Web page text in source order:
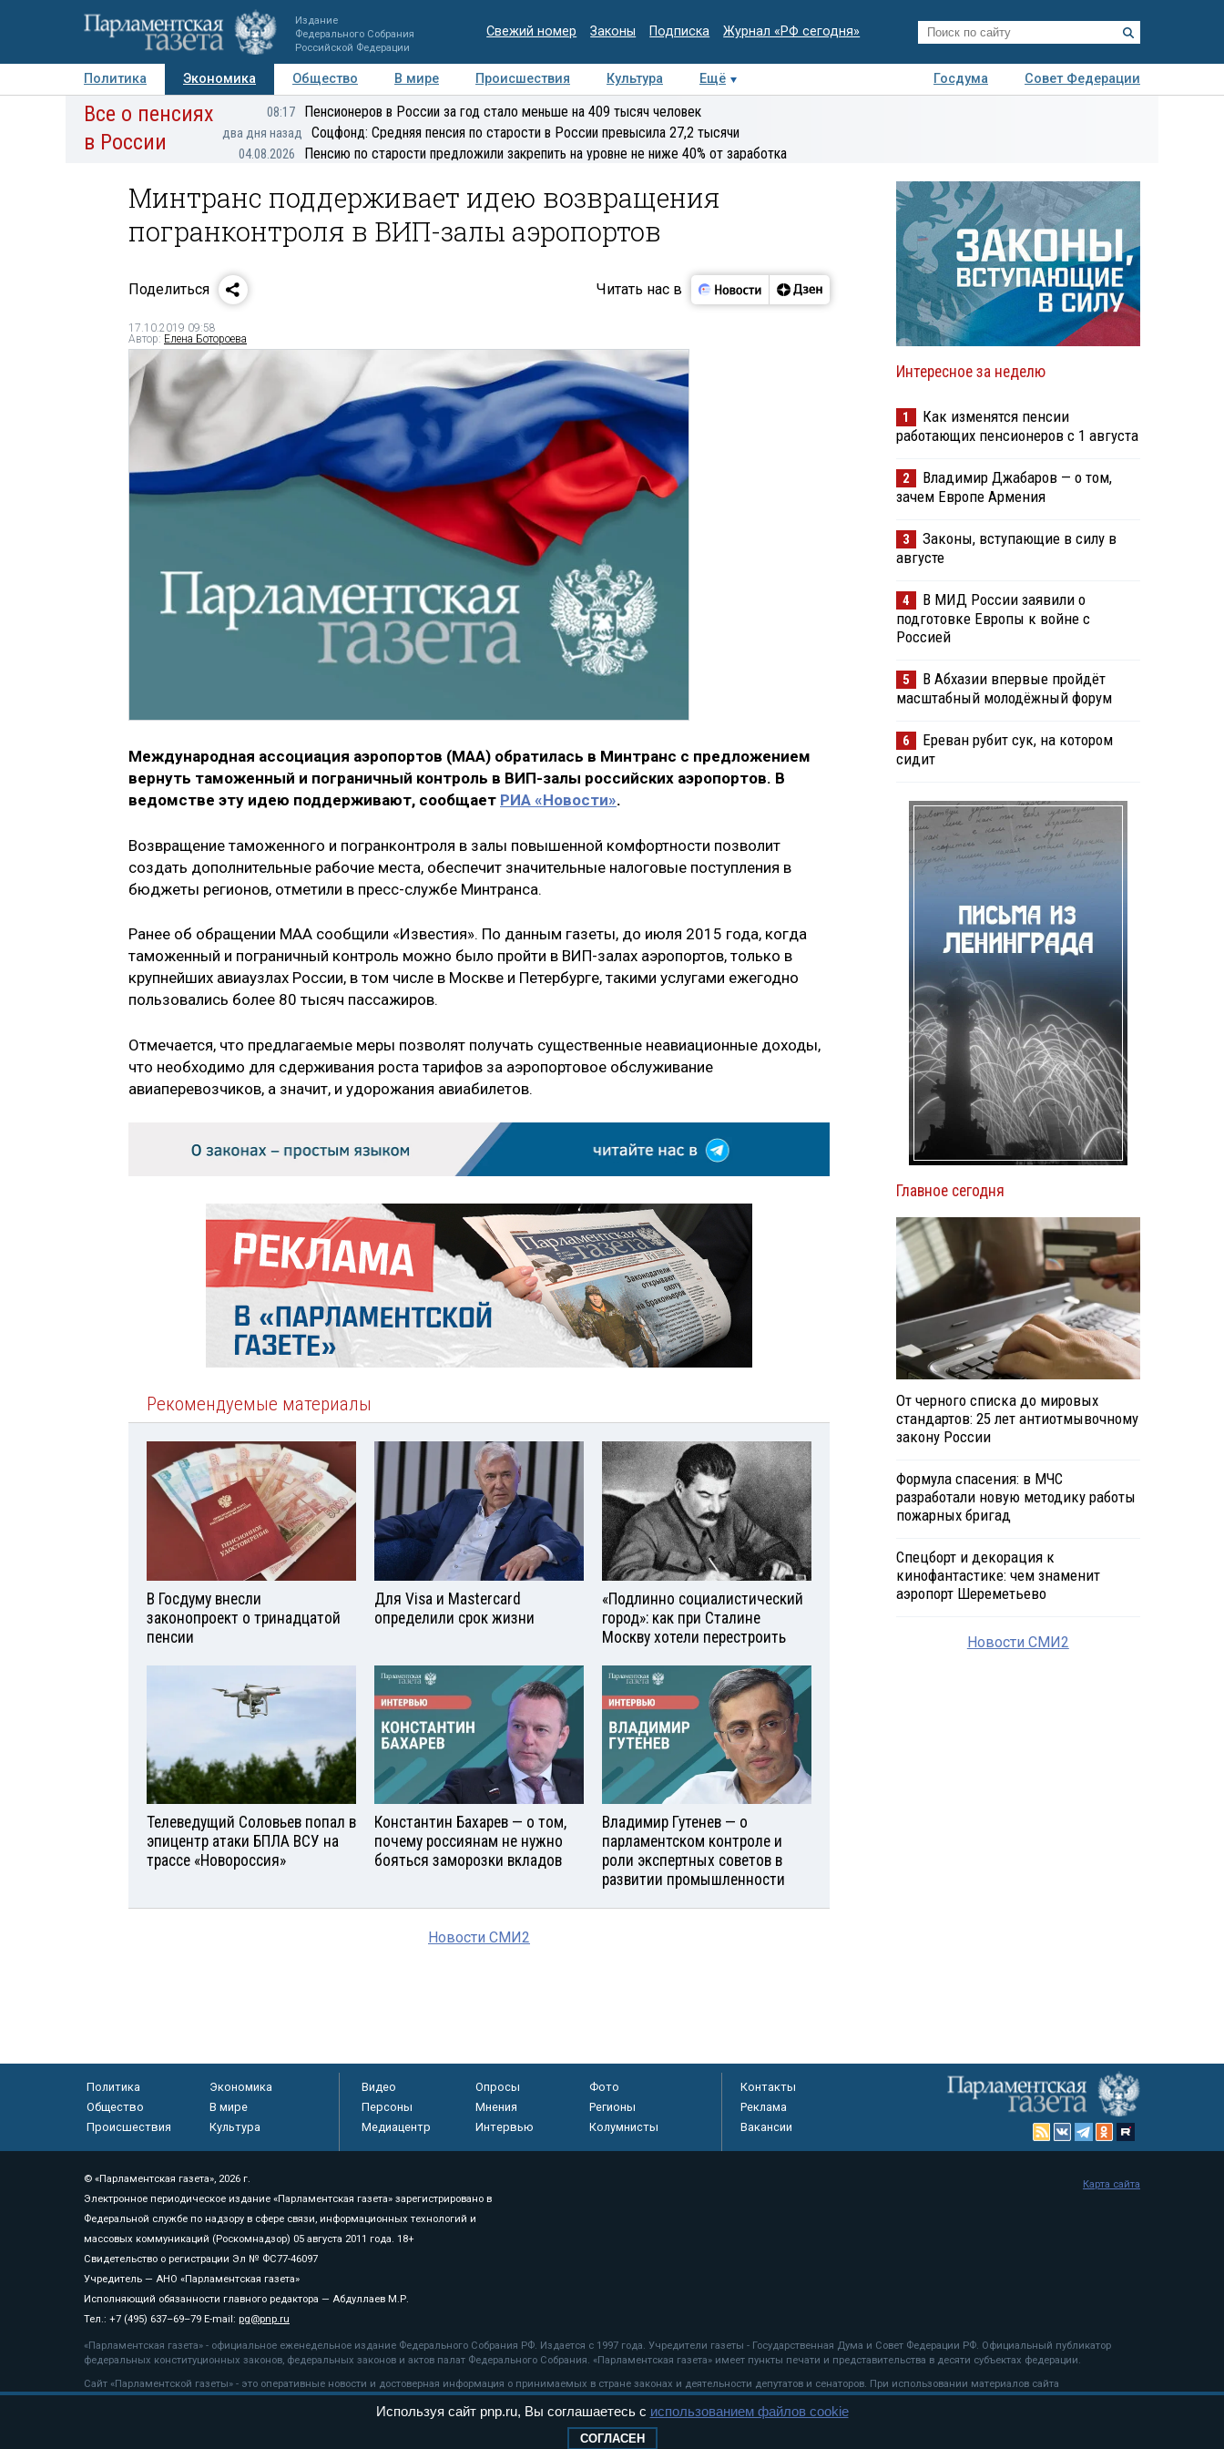
Издание
Федерального Собрания
Российской Федерации
Свежий номер Законы Подписка Журнал «РФ сегодня»
Политика Экономика Общество В мире Происшествия Культура Ещё Госдума
Совет Федерации
Авторы Персоны Мнения Регионы Медиацентр Интервью Колумнисты
Все о пенсиях
в России
08:17 Пенсионеров в России за год стало меньше на 409 тысяч человек
два дня назад Соцфонд: Средняя пенсия по старости в России превысила 27,2 тысячи
04.08.2026 Пенсию по старости предложили закрепить на уровне не ниже 40% от заработка
Минтранс поддерживает идею возвращения
погранконтроля в ВИП-залы аэропортов
Поделиться Читать нас в
17.10.2019 09:58
Автор: Елена Ботороева
Международная ассоциация аэропортов (МАА) обратилась в Минтранс с предложением
вернуть таможенный и пограничный контроль в ВИП-залы российских аэропортов. В
ведомстве эту идею поддерживают, сообщает РИА «Новости».
Возвращение таможенного и погранконтроля в залы повышенной комфортности позволит
создать дополнительные рабочие места, обеспечит значительные налоговые поступления в
бюджеты регионов, отметили в пресс-службе Минтранса.
Ранее об обращении МАА сообщили «Известия». По данным газеты, до июля 2015 года, когда
таможенный и пограничный контроль можно было пройти в ВИП-залах аэропортов, только в
крупнейших авиаузлах России, в том числе в Москве и Петербурге, такими услугами ежегодно
пользовались более 80 тысяч пассажиров.
Отмечается, что предлагаемые меры позволят получать существенные неавиационные доходы,
что необходимо для сдерживания роста тарифов за аэропортовое обслуживание
авиаперевозчиков, а значит, и удорожания авиабилетов.
Рекомендуемые материалы
В Госдуму внесли
законопроект о тринадцатой
пенсии
Для Visа и Mastercard
определили срок жизни
«Подлинно социалистический
город»: как при Сталине
Москву хотели перестроить
Телеведущий Соловьев попал в
эпицентр атаки БПЛА ВСУ на
трассе «Новороссия»
Константин Бахарев — о том,
почему россиянам не нужно
бояться заморозки вкладов
Владимир Гутенев — о
парламентском контроле и
роли экспертных советов в
развитии промышленности
Новости СМИ2
Интересное за неделю
1
Как изменятся пенсии
работающих пенсионеров с 1 августа
2
Владимир Джабаров — о том,
зачем Европе Армения
3
Законы, вступающие в силу в
августе
4
В МИД России заявили о
подготовке Европы к войне с
Россией
5
В Абхазии впервые пройдёт
масштабный молодёжный форум
6
Ереван рубит сук, на котором
сидит
Главное сегодня
От черного списка до мировых
стандартов: 25 лет антиотмывочному
закону России
Формула спасения: в МЧС
разработали новую методику работы
пожарных бригад
Спецборт и декорация к
кинофантастике: чем знаменит
аэропорт Шереметьево
Новости СМИ2
Политика
Экономика
Общество
В мире
Происшествия
Культура
Видео Опросы
Фото
Персоны
Мнения
Регионы
Медиацентр
Интервью Колумнисты
Контакты
Реклама
Вакансии
© «Парламентская газета», 2026 г.
Электронное периодическое издание «Парламентская газета» зарегистрировано в
Федеральной службе по надзору в сфере связи, информационных технологий и
массовых коммуникаций (Роскомнадзор) 05 августа 2011 года. 18+
Свидетельство о регистрации Эл № ФС77-46097
Учредитель — АНО «Парламентская газета»
Исполняющий обязанности главного редактора — Абдуллаев М.Р.
Тел.: +7 (495) 637–69–79 E-mail: pg@pnp.ru
«Парламентская газета» - официальное еженедельное издание Федерального Собрания РФ. Издается с 1997 года. Учредители газеты - Государственная Дума и Совет Федерации РФ. Официальный публикатор
федеральных конституционных законов, федеральных законов и актов палат Федерального Собрания. «Парламентская газета» имеет пункты печати и представительства в десяти субъектах федерации.
Сайт «Парламентской газеты» - это оперативные новости и достоверная информация о принимаемых в стране законах и деятельности депутатов и сенаторов. При использовании материалов сайта
«Парламентской газеты» активная ссылка на pnp.ru обязательна.
рекомендательные технологии
Карта сайта
Используя сайт pnp.ru, Вы соглашаетесь с использованием файлов cookie
СОГЛАСЕН